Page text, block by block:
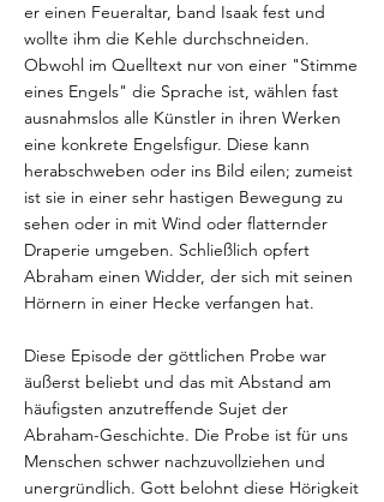
er einen Feueraltar, band Isaak fest und
wollte ihm die Kehle durchschneiden.
Obwohl im Quelltext nur von einer "Stimme
eines Engels" die Sprache ist, wählen fast
ausnahmslos alle Künstler in ihren Werken
eine konkrete Engelsfigur. Diese kann
herabschweben oder ins Bild eilen; zumeist
ist sie in einer sehr hastigen Bewegung zu
sehen oder in mit Wind oder flatternder
Draperie umgeben. Schließlich opfert
Abraham einen Widder, der sich mit seinen
Hörnern in einer Hecke verfangen hat.
Diese Episode der göttlichen Probe war
äußerst beliebt und das mit Abstand am
häufigsten anzutreffende Sujet der
Abraham-Geschichte. Die Probe ist für uns
Menschen schwer nachzuvollziehen und
unergründlich. Gott belohnt diese Hörigkeit